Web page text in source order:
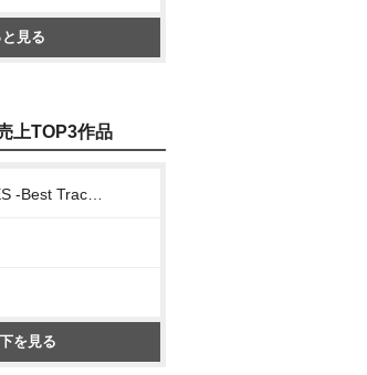
と見る
上TOP3作品
を見る